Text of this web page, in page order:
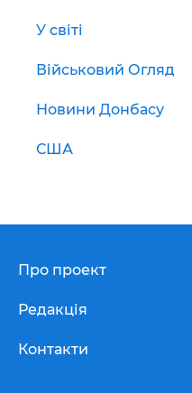
У світі
Військовий Огляд
Новини Донбасу
США
Про проект
Редакція
Контакти